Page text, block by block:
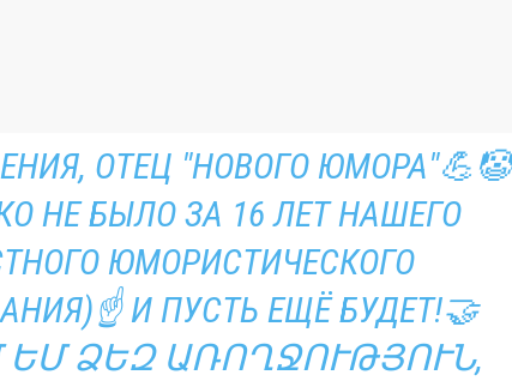
ОТЕЦ "НОВОГО ЮМОРА"💪🤡
НЕ БЫЛО ЗА 16 ЛЕТ НАШЕГО
ЮМОРИСТИЧЕСКОГО
И ПУСТЬ ЕЩЁ БУДЕТ!🤝
ՁԵԶ ԱՌՈՂՋՈՒԹՅՈՒՆ,